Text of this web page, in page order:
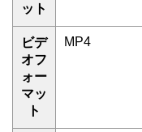
ット
ビデ
オフ
ォー
マッ
ト
MP4